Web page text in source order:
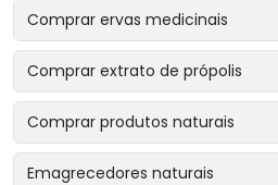
Comprar ervas medicinais
Comprar extrato de própolis
Comprar produtos naturais
Emagrecedores naturais